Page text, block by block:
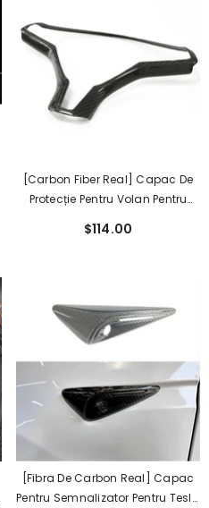
[Carbon Fiber Real] Capac De
Protecție Pentru Volan Pentru
$114.00
[Fibra De Carbon Real] Capac
Pentru Semnalizator Pentru Tesla